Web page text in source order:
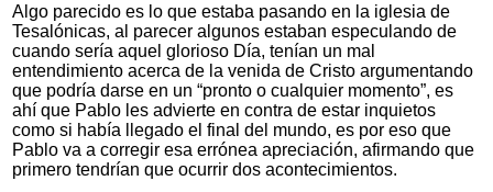
Algo parecido es lo que estaba pasando en la iglesia de
Tesalónicas, al parecer algunos estaban especulando de
cuando sería aquel glorioso Día, tenían un mal
entendimiento acerca de la venida de Cristo argumentando
que podría darse en un “pronto o cualquier momento”, es
ahí que Pablo les advierte en contra de estar inquietos
como si había llegado el final del mundo, es por eso que
Pablo va a corregir esa errónea apreciación, afirmando que
primero tendrían que ocurrir dos acontecimientos.